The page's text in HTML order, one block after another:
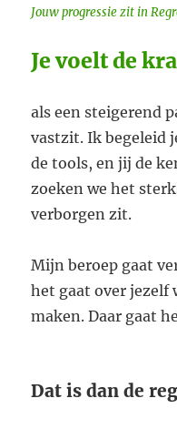
Jouw progressie zit in
Je voelt de
als een steigerend
vastzit. Ik begeleid
de tools, en jij de
zoeken we het
verborgen zit.
Mijn beroep gaat
het gaat over jezelf
maken. Daar gaat
Dat is dan de